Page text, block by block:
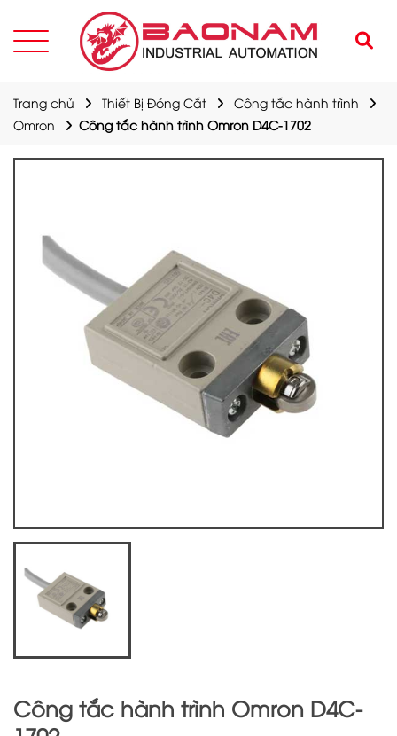
Trang chủ Thiết Bị Đóng Cắt
Công tắc hành trình
Omron
Công tắc hành trình Omron D4C-1702
Công tắc hành trình Omron D4C-